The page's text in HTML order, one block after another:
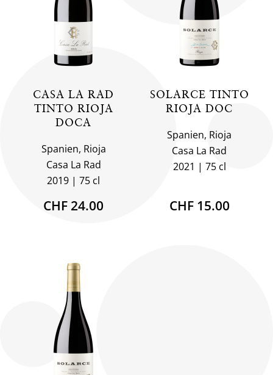
CASA LA RAD
TINTO RIOJA
DOCA
Spanien, Rioja
Casa La Rad
2019
75 cl
CHF 24.00
SOLARCE TINTO
RIOJA DOC
Spanien, Rioja
Casa La Rad
2021
75 cl
CHF 15.00